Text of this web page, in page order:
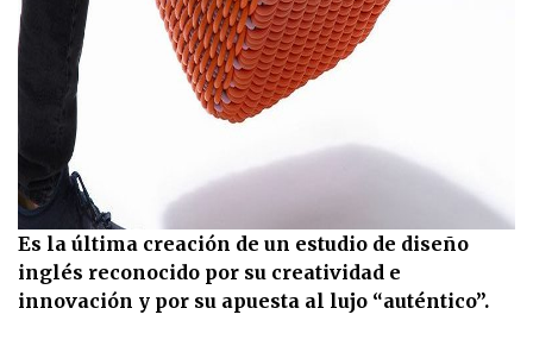
Es la última creación de un estudio de diseño
inglés reconocido por su creatividad e
innovación y por su apuesta al lujo “auténtico”.